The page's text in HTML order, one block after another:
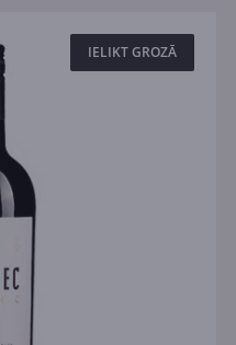
IELIKT GROZĀ